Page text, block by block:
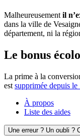
Malheureusement il
dans la ville de
département, ni la
Le bonus
La prime à la
est supprimée depuis
À propos
Liste des aides
Une erreur ? Un oubli ?